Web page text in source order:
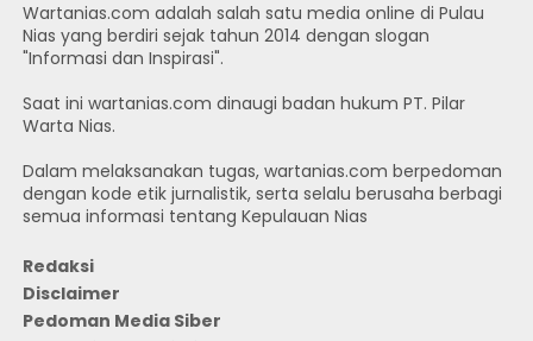
Wartanias.com adalah salah satu media online di Pulau
Nias yang berdiri sejak tahun 2014 dengan slogan
"Informasi dan Inspirasi".
Saat ini wartanias.com dinaugi badan hukum PT. Pilar
Warta Nias.
Dalam melaksanakan tugas, wartanias.com berpedoman
dengan kode etik jurnalistik, serta selalu berusaha berbagi
semua informasi tentang Kepulauan Nias
Redaksi
Disclaimer
Pedoman Media Siber